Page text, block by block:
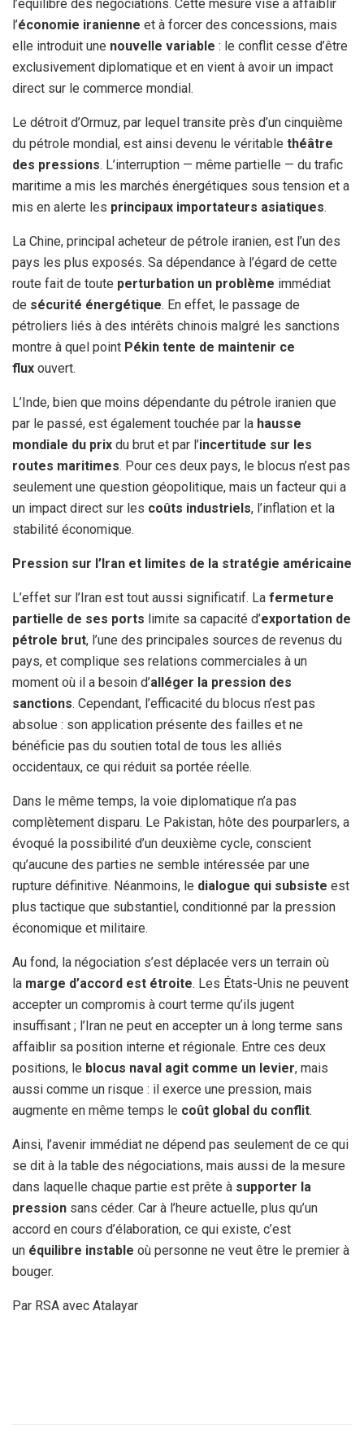
l’équilibre des négociations. Cette mesure vise à affaiblir
l’économie iranienne et à forcer des concessions, mais
elle introduit une nouvelle variable : le conflit cesse d’être
exclusivement diplomatique et en vient à avoir un impact
direct sur le commerce mondial.
Le détroit d’Ormuz, par lequel transite près d’un cinquième
du pétrole mondial, est ainsi devenu le véritable théâtre
des pressions. L’interruption — même partielle — du trafic
maritime a mis les marchés énergétiques sous tension et a
mis en alerte les principaux importateurs asiatiques.
La Chine, principal acheteur de pétrole iranien, est l’un des
pays les plus exposés. Sa dépendance à l’égard de cette
route fait de toute perturbation un problème immédiat
de sécurité énergétique. En effet, le passage de
pétroliers liés à des intérêts chinois malgré les sanctions
montre à quel point Pékin tente de maintenir ce
flux ouvert.
L’Inde, bien que moins dépendante du pétrole iranien que
par le passé, est également touchée par la hausse
mondiale du prix du brut et par l’incertitude sur les
routes maritimes. Pour ces deux pays, le blocus n’est pas
seulement une question géopolitique, mais un facteur qui a
un impact direct sur les coûts industriels, l’inflation et la
stabilité économique.
Pression sur l’Iran et limites de la stratégie américaine
L’effet sur l’Iran est tout aussi significatif. La fermeture
partielle de ses ports limite sa capacité d’exportation de
pétrole brut, l’une des principales sources de revenus du
pays, et complique ses relations commerciales à un
moment où il a besoin d’alléger la pression des
sanctions. Cependant, l’efficacité du blocus n’est pas
absolue : son application présente des failles et ne
bénéficie pas du soutien total de tous les alliés
occidentaux, ce qui réduit sa portée réelle.
Dans le même temps, la voie diplomatique n’a pas
complètement disparu. Le Pakistan, hôte des pourparlers, a
évoqué la possibilité d’un deuxième cycle, conscient
qu’aucune des parties ne semble intéressée par une
rupture définitive. Néanmoins, le dialogue qui subsiste est
plus tactique que substantiel, conditionné par la pression
économique et militaire.
Au fond, la négociation s’est déplacée vers un terrain où
la marge d’accord est étroite. Les États-Unis ne peuvent
accepter un compromis à court terme qu’ils jugent
insuffisant ; l’Iran ne peut en accepter un à long terme sans
affaiblir sa position interne et régionale. Entre ces deux
positions, le blocus naval agit comme un levier, mais
aussi comme un risque : il exerce une pression, mais
augmente en même temps le coût global du conflit.
Ainsi, l’avenir immédiat ne dépend pas seulement de ce qui
se dit à la table des négociations, mais aussi de la mesure
dans laquelle chaque partie est prête à supporter la
pression sans céder. Car à l’heure actuelle, plus qu’un
accord en cours d’élaboration, ce qui existe, c’est
un équilibre instable où personne ne veut être le premier à
bouger.
Par RSA avec Atalayar